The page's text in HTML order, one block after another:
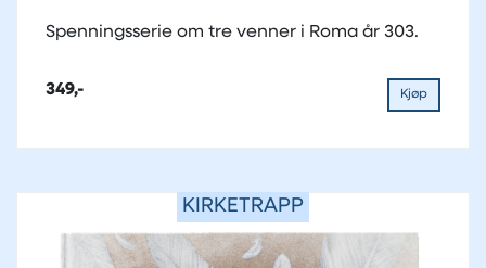
Spenningsserie om tre venner i Roma år 303.
349,- Kjøp
KIRKETRAPP